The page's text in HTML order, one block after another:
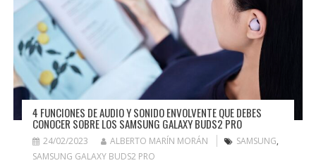
4 FUNCIONES DE AUDIO Y SONIDO ENVOLVENTE QUE DEBES
CONOCER SOBRE LOS SAMSUNG GALAXY BUDS2 PRO
24/02/2023 ALBERTO MARÍN MORÁN SAMSUNG,
SAMSUNG GALAXY BUDS2 PRO